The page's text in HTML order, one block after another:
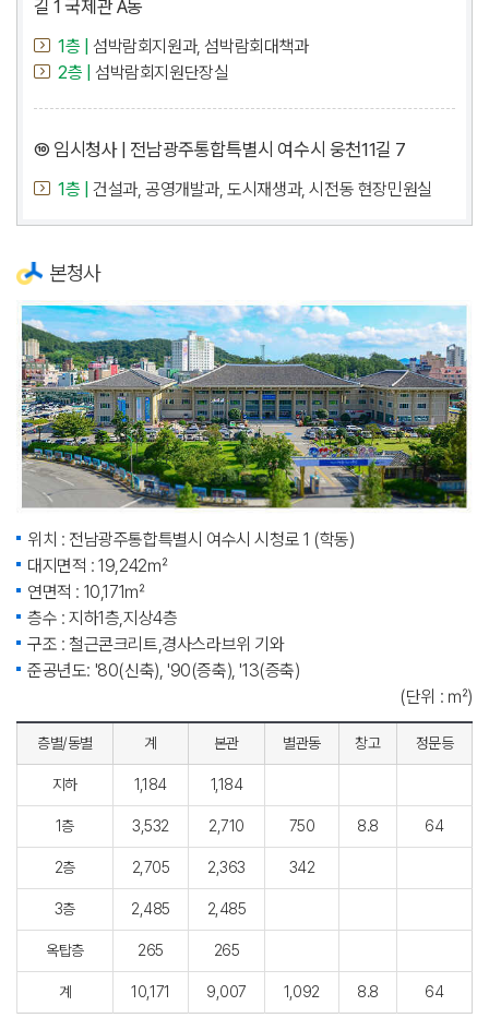
길 1 국제관 A동
1층 |
섬박람회지원과, 섬박람회대책과
2층 |
섬박람회지원단장실
⑩ 임시청사 | 전남광주통합특별시 여수시 웅천11길 7
1층 | 건설과, 공영개발과, 도시재생과, 시전동 현장민원실
본청사
위치 : 전남광주통합특별시 여수시 시청로 1 (학동)
대지면적 : 19,242㎡
연면적 : 10,171㎡
층수 : 지하1층,지상4층
구조 : 철근콘크리트,경사스라브위 기와
준공년도: '80(신축), '90(증축), '13(증축)
(단위 : ㎡)
층별/동별 계 본관 별관동 창고 정문등
지하 1,184 1,184
1층 3,532 2,710 750 8.8 64
2층 2,705 2,363 342
3층 2,485 2,485
옥탑층 265 265
계 10,171 9,007 1,092 8.8 64